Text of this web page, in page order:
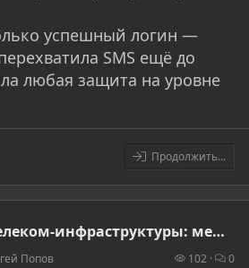
успешный логин —
SMS ещё до
любая защита на уровне
Продолжить...
методология тестирования core network операторов связи
Попов 102 0